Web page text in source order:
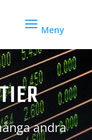
andra